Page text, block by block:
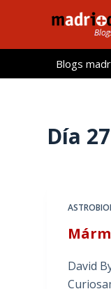
l
Blogs
Día
David